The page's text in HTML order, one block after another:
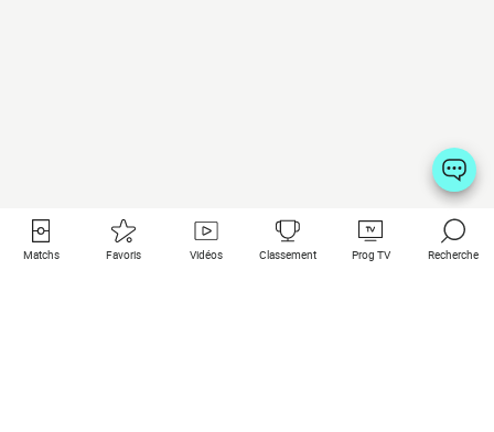
Matchs Favoris Vidéos Classement Prog TV Recherche